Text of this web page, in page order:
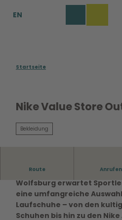
EN
Startseite
Nike Value Store
Bekleidung
Route Anrufen
Im Nike Factory Store in
Wolfsburg erwartet
eine umfangreiche
Laufschuhe – von den
Schuhen bis hin zu den